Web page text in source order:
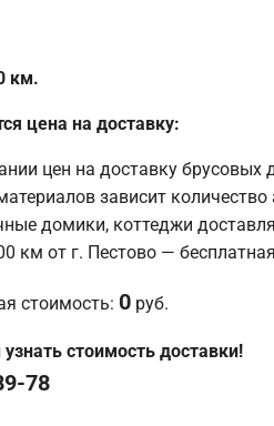
км.
цена на доставку:
цен на доставку брусовых
зависит
домики, коттеджи
км от г. Пестово —
стоимость: 0 руб.
стоимость доставки!
78